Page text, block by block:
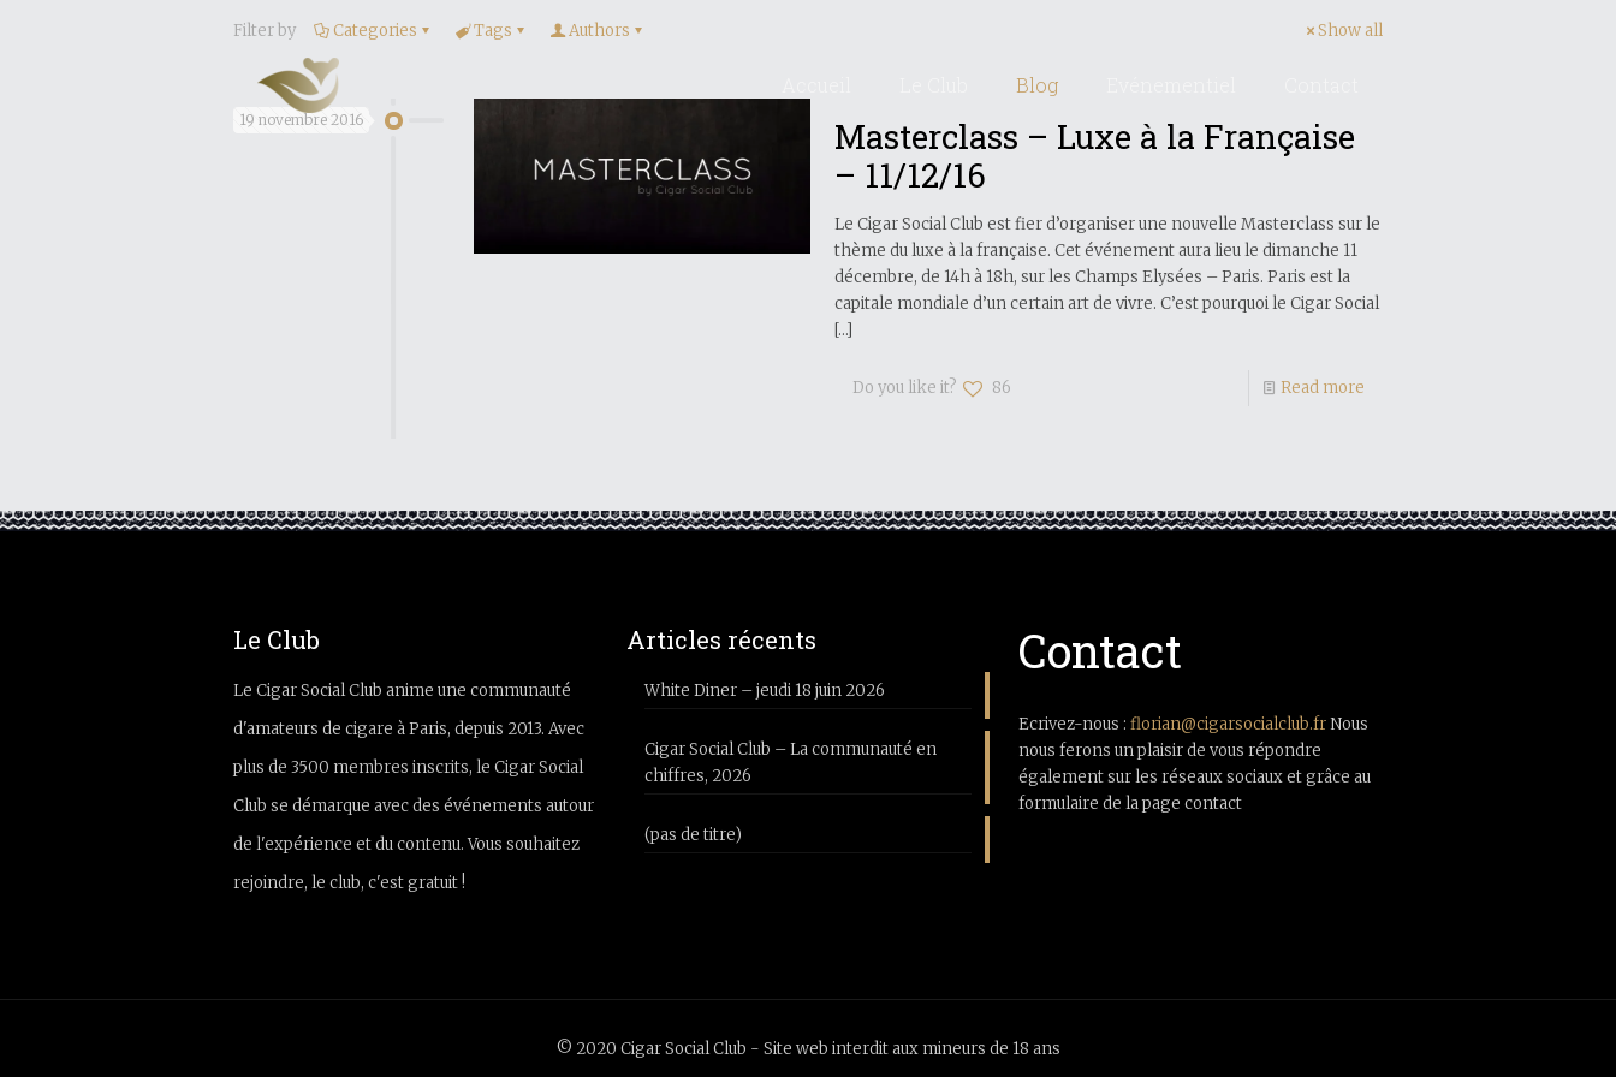
Blog
Filter by Categories Tags Authors Show all
19 novembre 2016
Masterclass – Luxe à la Française
– 11/12/16
Le Cigar Social Club est fier d’organiser une nouvelle Masterclass sur le
thème du luxe à la française. Cet événement aura lieu le dimanche 11
décembre, de 14h à 18h, sur les Champs Elysées – Paris. Paris est la
capitale mondiale d’un certain art de vivre. C’est pourquoi le Cigar Social
[…]
Do you like it? 86 Read more
Le Club
Le Cigar Social Club anime une communauté
d'amateurs de cigare à Paris, depuis 2013. Avec
plus de 3500 membres inscrits, le Cigar Social
Club se démarque avec des événements autour
de l'expérience et du contenu. Vous souhaitez
rejoindre, le club, c'est gratuit !
Articles récents
White Diner – jeudi 18 juin 2026
Cigar Social Club – La communauté en
chiffres, 2026
(pas de titre)
Contact
Ecrivez-nous :florian@cigarsocialclub.frNous
nous ferons un plaisir de vous répondre
également sur les réseaux sociaux et grâce au
formulaire de la page contact
© 2020 Cigar Social Club - Site web interdit aux mineurs de 18 ans